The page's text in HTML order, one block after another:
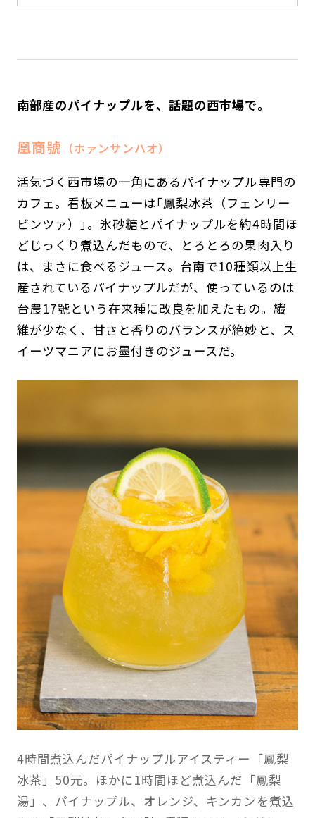
南部産のパイナップルを、話題の西市場で。
凰商號 （ホァンサンハオ）
活気づく西市場の一角にあるパイナップル専門の
カフェ。看板メニューは｢鳳梨冰茶（フェンリー
ビンツァ）｣。氷砂糖とパイナップルを約4時間ほ
どじっくり煮込んだもので、とろとろの果肉入り
は、まさに食べるジュース。台南で10種類以上生
産されているパイナップルだが、使っているのは
台農17號という在来種に改良を加えたもの。繊
維が少なく、甘さと香りのバランスが絶妙と、ス
イーツマニアにお墨付きのジュースだ。
4時間煮込んだパイナップルアイスティー「鳳梨
冰茶」50元。ほかに1時間ほど煮込んだ「鳳梨
湯」、パイナップル、オレンジ、キンカンを煮込